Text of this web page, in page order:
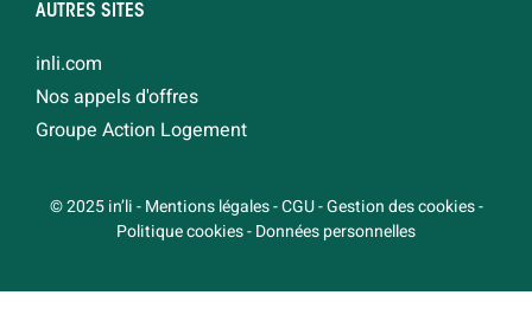
AUTRES SITES
inli.com
Nos appels d'offres
Groupe Action Logement
© 2025 in’li-Mentions légales-CGU-Gestion des cookies-
Politique cookies-Données personnelles